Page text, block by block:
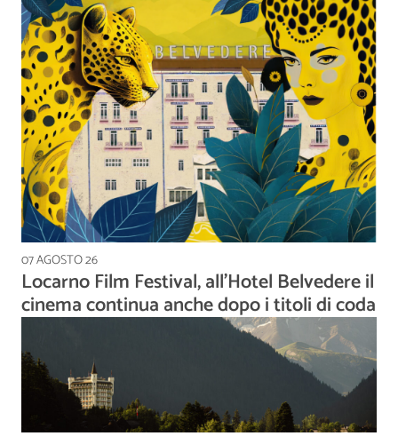
07 AGOSTO 26
Locarno Film Festival, all’Hotel Belvedere il
cinema continua anche dopo i titoli di coda